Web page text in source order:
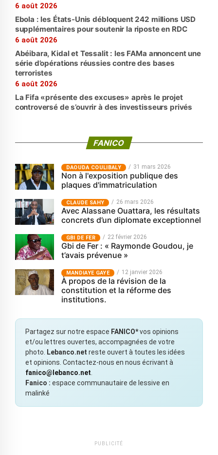
6 août 2026
Ebola : les États-Unis débloquent 242 millions USD
supplémentaires pour soutenir la riposte en RDC
6 août 2026
Abéibara, Kidal et Tessalit : les FAMa annoncent une
série d’opérations réussies contre des bases
terroristes
6 août 2026
La Fifa «présente des excuses» après le projet
controversé de s’ouvrir à des investisseurs privés
FANICO
‎DAOUDA COULIBALY 31 mars 2026
Non à l'exposition publique des
plaques d'immatriculation
CLAUDE SAHY 26 mars 2026
Avec Alassane Ouattara, les résultats
concrets d’un diplomate exceptionnel
GBI DE FER 22 février 2026
Gbi de Fer : « Raymonde Goudou, je
t’avais prévenue »
MANDIAYE GAYE 12 janvier 2026
À propos de la révision de la
constitution et la réforme des
institutions.
Partagez sur notre espace FANICO*vos opinions
et/ou lettres ouvertes, accompagnées de votre
photo.
Lebanco.net reste ouvert à toutes les idées
et opinions. Contactez-nous en nous écrivant à
fanico@lebanco.net
Fanico : espace communautaire de lessive en
malinké
PUBLICITÉ